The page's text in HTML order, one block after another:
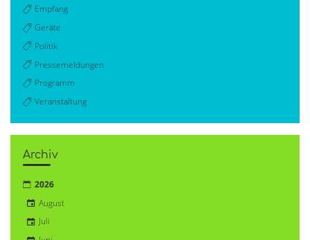
Empfang
Geräte
Politik
Pressemeldungen
Programm
Veranstaltung
Archiv
2026
August
Juli